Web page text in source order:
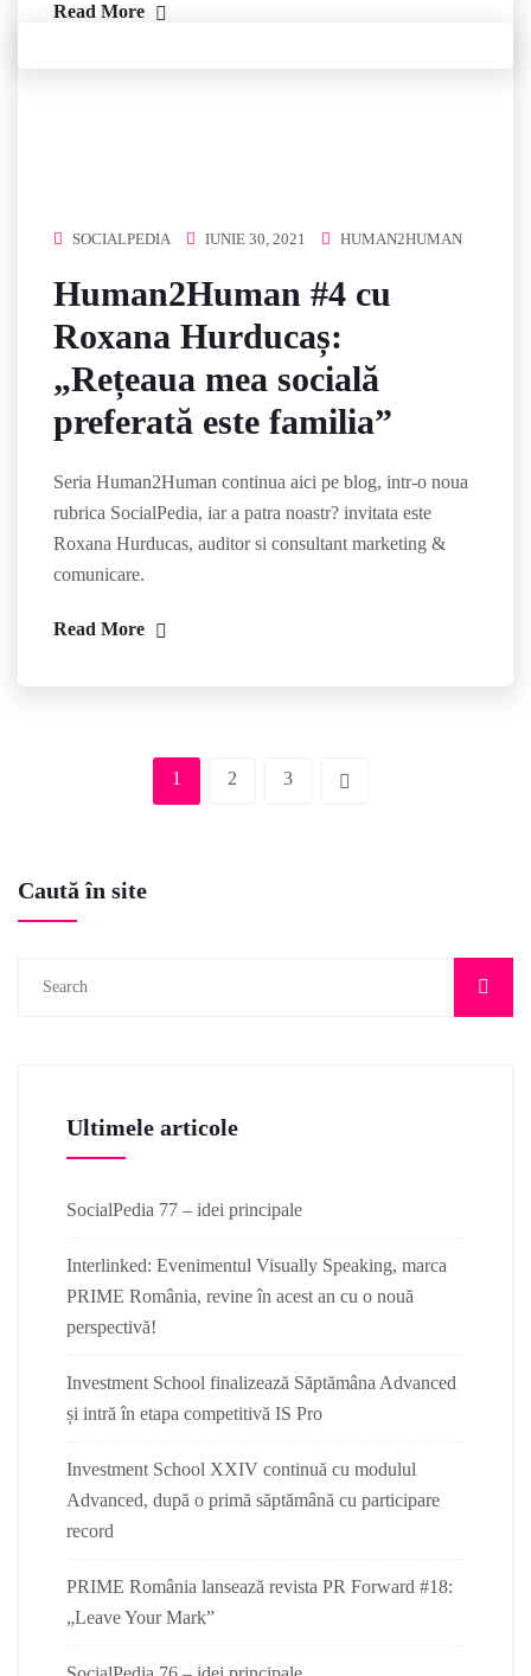
Read More
SOCIALPEDIA IUNIE 30, 2021 HUMAN2HUMAN
Human2Human #4 cu
Roxana Hurducaș:
„Rețeaua mea socială
preferată este familia”
Seria Human2Human continua aici pe blog, intr-o noua
rubrica SocialPedia, iar a patra noastr? invitata este
Roxana Hurducas, auditor si consultant marketing &
comunicare.
Read More
1 2 3
Caută în site
Ultimele articole
SocialPedia 77 – idei principale
Interlinked: Evenimentul Visually Speaking, marca
PRIME România, revine în acest an cu o nouă
perspectivă!
Investment School finalizează Săptămâna Advanced
și intră în etapa competitivă IS Pro
Investment School XXIV continuă cu modulul
Advanced, după o primă săptămână cu participare
record
PRIME România lansează revista PR Forward #18:
„Leave Your Mark”